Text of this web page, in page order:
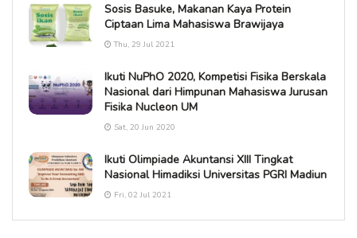
Sosis Basuke, Makanan Kaya Protein
Ciptaan Lima Mahasiswa Brawijaya
Thu, 29 Jul 2021
Ikuti NuPhO 2020, Kompetisi Fisika Berskala
Nasional dari Himpunan Mahasiswa Jurusan
Fisika Nucleon UM
Sat, 20 Jun 2020
Ikuti Olimpiade Akuntansi XIII Tingkat
Nasional Himadiksi Universitas PGRI Madiun
Fri, 02 Jul 2021